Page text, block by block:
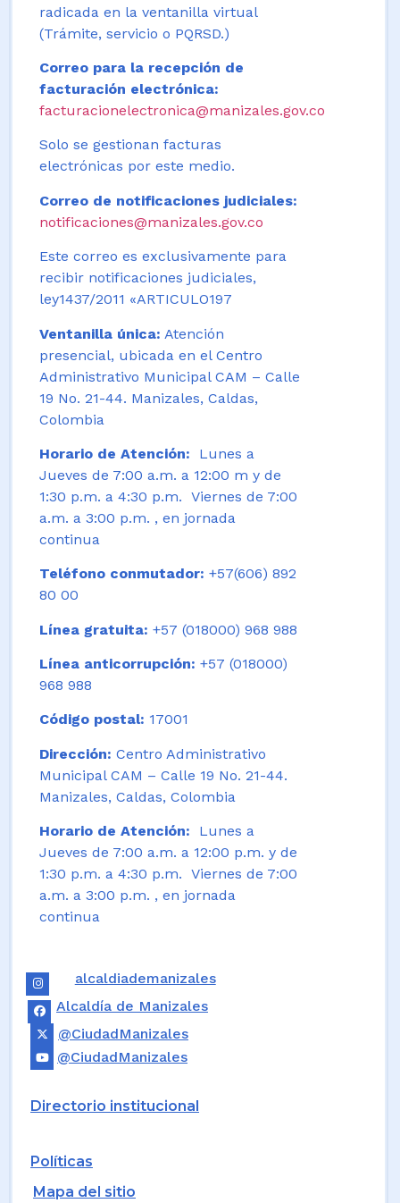
radicada en la ventanilla virtual
(Trámite, servicio o PQRSD.)
Correo para la recepción de
facturación electrónica:
facturacionelectronica@manizales.gov.co
Solo se gestionan facturas
electrónicas por este medio.
Correo de notificaciones judiciales:
notificaciones@manizales.gov.co
Este correo es exclusivamente para
recibir notificaciones judiciales,
ley1437/2011 «ARTICULO197
Ventanilla única: Atención
presencial, ubicada en el Centro
Administrativo Municipal CAM – Calle
19 No. 21-44. Manizales, Caldas,
Colombia
Horario de Atención:
Lunes a
Jueves de 7:00 a.m. a 12:00 m y de
1:30 p.m. a 4:30 p.m. Viernes de 7:00
a.m. a 3:00 p.m. , en jornada
continua
Teléfono conmutador: +57(606) 892
80 00
Línea gratuita: +57 (018000) 968 988
Línea anticorrupción: +57 (018000)
968 988
Código postal: 17001
Dirección: Centro Administrativo
Municipal CAM – Calle 19 No. 21-44.
Manizales, Caldas, Colombia
Horario de Atención: Lunes a
Jueves de 7:00 a.m. a 12:00 p.m. y de
1:30 p.m. a 4:30 p.m. Viernes de 7:00
a.m. a 3:00 p.m. , en jornada
continua
alcaldiademanizales
Alcaldía de Manizales
@CiudadManizales
@CiudadManizales
Directorio institucional
Políticas
Mapa del sitio